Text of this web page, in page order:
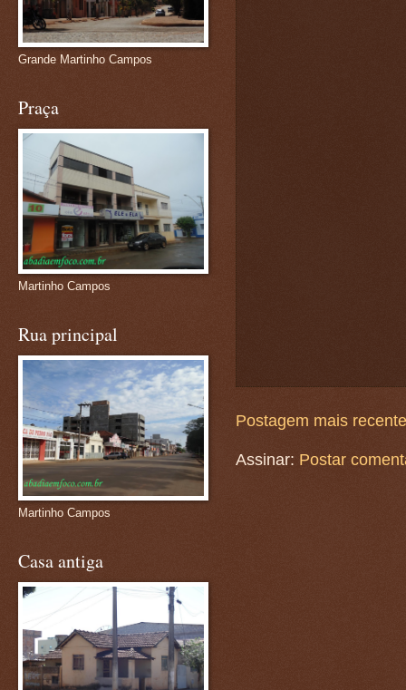
Postagem mais recente
Assinar: Postar
Grande Martinho Campos
Praça
Martinho Campos
Rua principal
Martinho Campos
Casa antiga